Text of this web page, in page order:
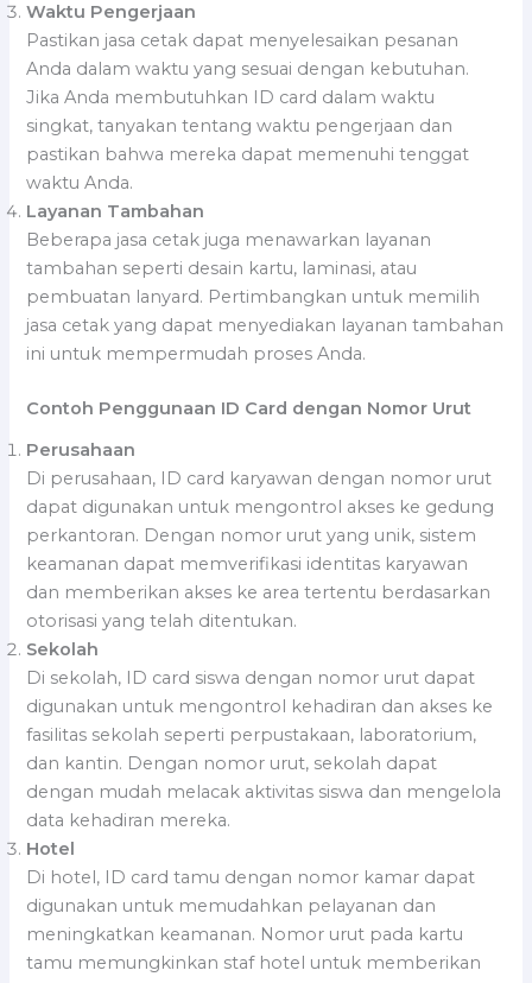
Waktu Pengerjaan
Pastikan jasa cetak dapat menyelesaikan pesanan
Anda dalam waktu yang sesuai dengan kebutuhan.
Jika Anda membutuhkan ID card dalam waktu
singkat, tanyakan tentang waktu pengerjaan dan
pastikan bahwa mereka dapat memenuhi tenggat
waktu Anda.
Layanan Tambahan
Beberapa jasa cetak juga menawarkan layanan
tambahan seperti desain kartu, laminasi, atau
pembuatan lanyard. Pertimbangkan untuk memilih
jasa cetak yang dapat menyediakan layanan tambahan
ini untuk mempermudah proses Anda.
Contoh Penggunaan ID Card dengan Nomor Urut
Perusahaan
Di perusahaan, ID card karyawan dengan nomor urut
dapat digunakan untuk mengontrol akses ke gedung
perkantoran. Dengan nomor urut yang unik, sistem
keamanan dapat memverifikasi identitas karyawan
dan memberikan akses ke area tertentu berdasarkan
otorisasi yang telah ditentukan.
Sekolah
Di sekolah, ID card siswa dengan nomor urut dapat
digunakan untuk mengontrol kehadiran dan akses ke
fasilitas sekolah seperti perpustakaan, laboratorium,
dan kantin. Dengan nomor urut, sekolah dapat
dengan mudah melacak aktivitas siswa dan mengelola
data kehadiran mereka.
Hotel
Di hotel, ID card tamu dengan nomor kamar dapat
digunakan untuk memudahkan pelayanan dan
meningkatkan keamanan. Nomor urut pada kartu
tamu memungkinkan staf hotel untuk memberikan